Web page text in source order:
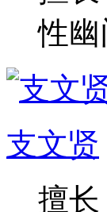
性幽
支文贤
擅